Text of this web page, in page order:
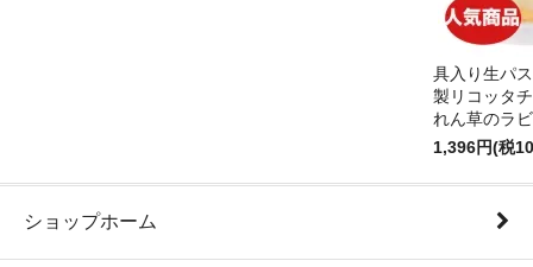
具入り生パ
製リコッタ
れん草のラ
1,396円(税
ショップホーム